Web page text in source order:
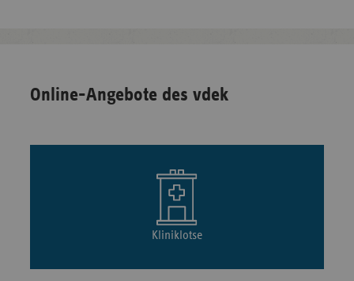
Online-Angebote des vdek
Kliniklotse